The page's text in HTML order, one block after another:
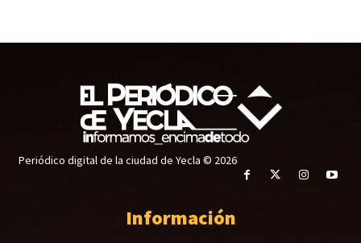
Periódico digital de la ciudad de Yecla © 2026
Información